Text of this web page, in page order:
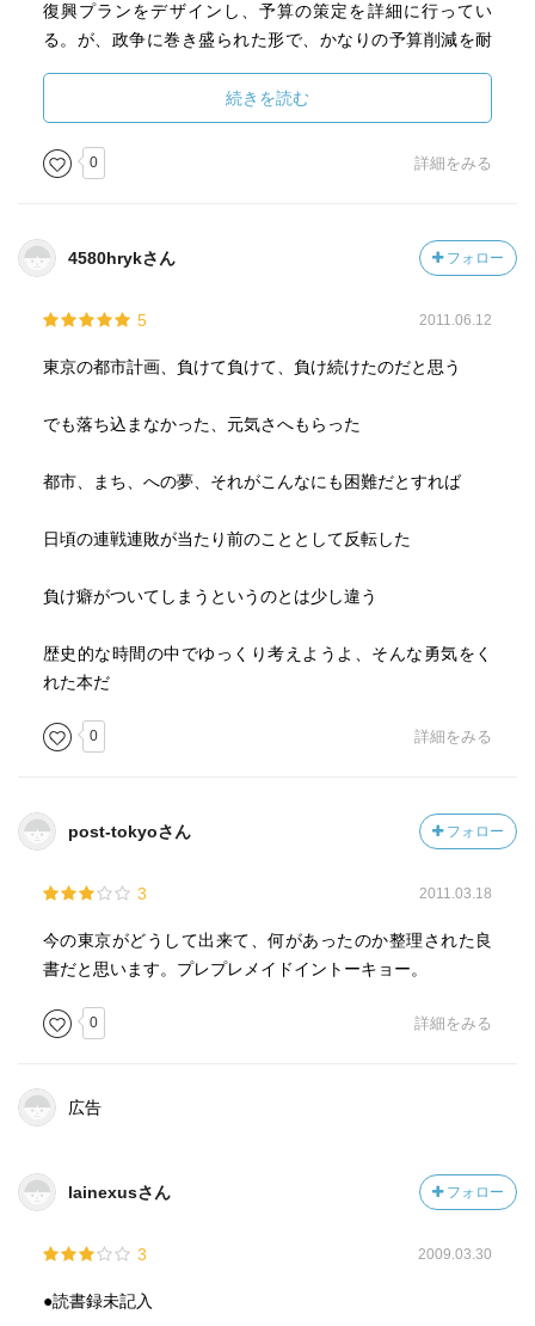
復興プランをデザインし、予算の策定を詳細に行ってい
る。が、政争に巻き盛られた形で、かなりの予算削減を耐
１）都心・下町の道路の整備
・行幸道路（幅員７３ｍ）、昭和通り・八重洲通り（幅員
４４ｍ）
・幅員１１ｍ－２２ｍの補助線街路１２２本、１３０Ｋｍ
（東京市施行）
２）運河の整備
・小名木川、神田川、横十間川の幅員と深度拡張
・隅田川に架かる６大橋（相生、永代、清州、蔵前、駒
清州橋、永代橋は現在も当時の面影を残す。
・隅田（日本初のリバーサイドパーク。首都高の建設によ
・浜町（戦後改悪、当時の設計思想は維持しているとは言
・錦糸
リンピックにおける首都高整備の失敗などを挙げている。
戦災復興の時はがれきの処理に困り、がれきを外濠、江戸
持ち込み埋め立て、さらに分譲までしていまった。
また首都高は、既存の公共空間（公園、河川など）を立体
用地取得なしに、交通容量を増やした。景観への配慮はさ
れておらず、
隅田公園のプロムナードが犠牲になった。
首都高以来、東京都の都市計画は停止したままであり、後
藤新平らが
る。
輝）が友愛の都へ、楽しい都へ、太陽のある都へと新東京
の３つの目印を掲げて「２０年後の東京」というＰＲ映画
を作成したとのことである。現在は都立中央図書館に所蔵
時に後藤新平の逆境にめげない力強さとリーダーシップに
続きを読む
0 詳細をみる
4580hrykさん フォロー
5 2011.06.12
東京の都市計画、負けて負けて、負け続けたのだと思う
でも落ち込まなかった、元気さへもらった
都市、まち、への夢、それがこんなにも困難だとすれば
日頃の連戦連敗が当たり前のこととして反転した
負け癖がついてしまうというのとは少し違う
歴史的な時間の中でゆっくり考えようよ、そんな勇気をく
れた本だ
0 詳細をみる
post-tokyoさん フォロー
3 2011.03.18
今の東京がどうして出来て、何があったのか整理された良
書だと思います。プレプレメイドイントーキョー。
0 詳細をみる
広告
lainexusさん フォロー
3 2009.03.30
●読書録未記入